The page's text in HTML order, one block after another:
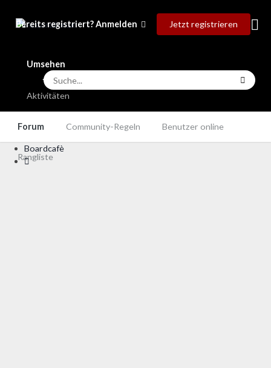
Bereits registriert? Anmelden Jetzt registrieren
Umsehen
Forum Community-Regeln Benutzer online
Rangliste
Aktivitäten
Boardcafè